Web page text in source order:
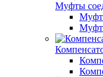
Муфты